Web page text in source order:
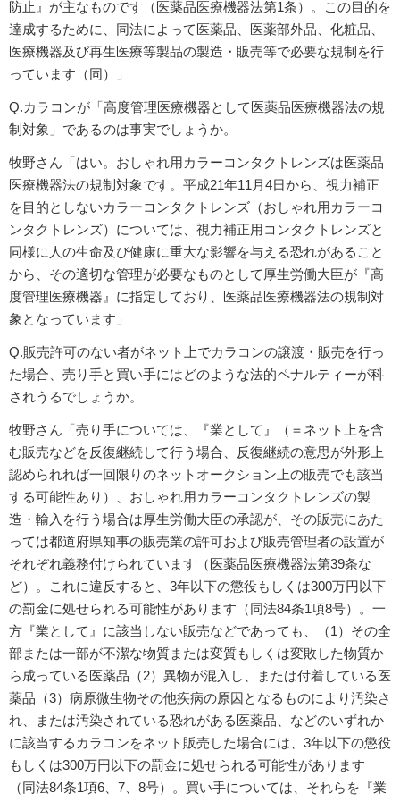
防止』が主なものです（医薬品医療機器法第1条）。この目的を
達成するために、同法によって医薬品、医薬部外品、化粧品、
医療機器及び再生医療等製品の製造・販売等で必要な規制を行
っています（同）」
Q.カラコンが「高度管理医療機器として医薬品医療機器法の規
制対象」であるのは事実でしょうか。
牧野さん「はい。おしゃれ用カラーコンタクトレンズは医薬品
医療機器法の規制対象です。平成21年11月4日から、視力補正
を目的としないカラーコンタクトレンズ（おしゃれ用カラーコ
ンタクトレンズ）については、視力補正用コンタクトレンズと
同様に人の生命及び健康に重大な影響を与える恐れがあること
から、その適切な管理が必要なものとして厚生労働大臣が『高
度管理医療機器』に指定しており、医薬品医療機器法の規制対
象となっています」
Q.販売許可のない者がネット上でカラコンの譲渡・販売を行っ
た場合、売り手と買い手にはどのような法的ペナルティーが科
されうるでしょうか。
牧野さん「売り手については、『業として』（＝ネット上を含
む販売などを反復継続して行う場合、反復継続の意思が外形上
認められれば一回限りのネットオークション上の販売でも該当
する可能性あり）、おしゃれ用カラーコンタクトレンズの製
造・輸入を行う場合は厚生労働大臣の承認が、その販売にあた
っては都道府県知事の販売業の許可および販売管理者の設置が
それぞれ義務付けられています（医薬品医療機器法第39条な
ど）。これに違反すると、3年以下の懲役もしくは300万円以下
の罰金に処せられる可能性があります（同法84条1項8号）。一
方『業として』に該当しない販売などであっても、（1）その全
部または一部が不潔な物質または変質もしくは変敗した物質か
ら成っている医薬品（2）異物が混入し、または付着している医
薬品（3）病原微生物その他疾病の原因となるものにより汚染さ
れ、または汚染されている恐れがある医薬品、などのいずれか
に該当するカラコンをネット販売した場合には、3年以下の懲役
もしくは300万円以下の罰金に処せられる可能性があります
（同法84条1項6、7、8号）。買い手については、それらを『業